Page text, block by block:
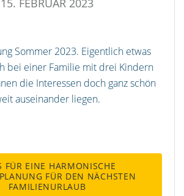
15. FEBRUAR 2023
Sommer 2023. Eigentlich etwas
bei einer Familie mit drei Kindern
die Interessen doch ganz schön
auseinander liegen.
FÜR EINE HARMONISCHE
FÜR DEN NÄCHSTEN
FAMILIENURLAUB